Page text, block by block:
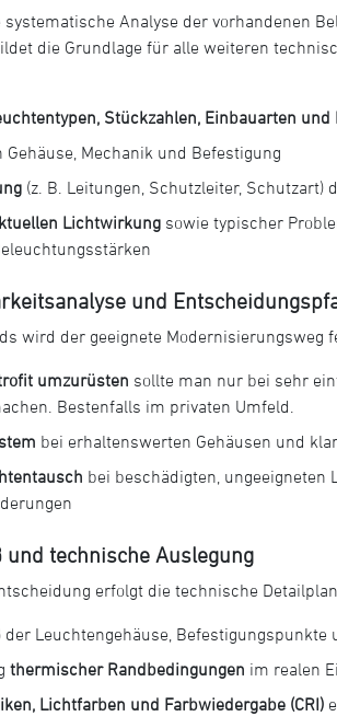
Analyse der vorhandenen
die Grundlage für alle weiteren
Stückzahlen, Einbauarten
Gehäuse, Mechanik und Befestigung
(z. B. Leitungen, Schutzleiter, Schutzart)
Lichtwirkung sowie typischer
und
wird der geeignete Modernisierungsweg
umzurüsten sollte man nur bei sehr
Bestenfalls im privaten Umfeld.
bei erhaltenswerten Gehäusen und
bei beschädigten, ungeeigneten
technische Auslegung
erfolgt die technische
der Leuchtengehäuse, Befestigungspunkte
thermischer Randbedingungen im realen
Lichtfarben und Farbwiedergabe (CRI)